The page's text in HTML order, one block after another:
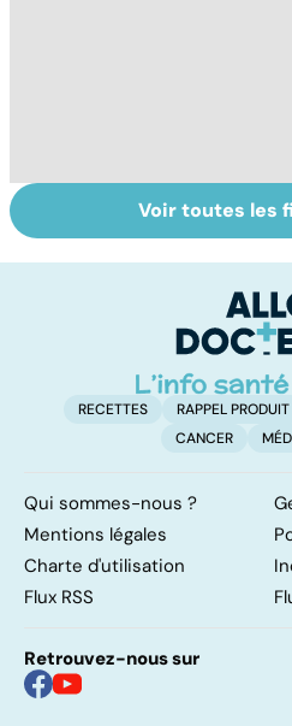
Pneumothorax :
quand l'air
Voir toutes les
RECETTES RAPPEL PRODUIT
CANCER
Qui sommes-nous ?
Mentions légales
Charte d'utilisation
Flux RSS
Retrouvez-nous sur